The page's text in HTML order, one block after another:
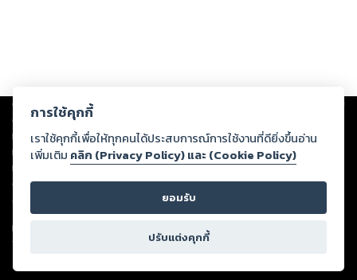
Copyright © 2026
ต่อผลงานหรือเนื้อหาใดที่อัปโหลดผ่านเว็บไซต์และปรากฏว่าละเมิดสิทธิใน
ทรัพย์สินทางปัญญาของบุคคลอื่นหรือขัดต่อกฎหมายและศีลธรรม ดังนั้น ผู้อ่าน
ทุกท่านโปรดใช้วิจารณญาณในการกลั่นกรองด้วยตนเอง และหากท่านพบว่าส่วน
หนึ่งส่วนใดขัดต่อกฎหมายและศีลธรรม กรุณาแจ้งมายังบริษัท เพื่อทีมงานจะได้
ดำเนินการในทันที ทั้งนี้ ทางสตอรี่ล็อกขอสงวนลิขสิทธิ์ตามพระราชบัญญัติ
ลิขสิทธิ์ พ.ศ. 2537 (ฉบับล่าสุด)
For support: member@ookbee.com
Version
การใช้คุกกี้
เราใช้คุกกี้เพื่อให้ทุกคนได้ประสบการณ์การใช้งานที่ดียิ่งขึ้นอ่าน
เพิ่มเติม คลิก (Privacy Policy) และ (Cookie Policy)
ยอมรับ
ปรับแต่งคุกกี้